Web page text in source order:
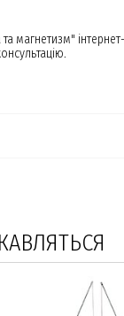
магнетизм"